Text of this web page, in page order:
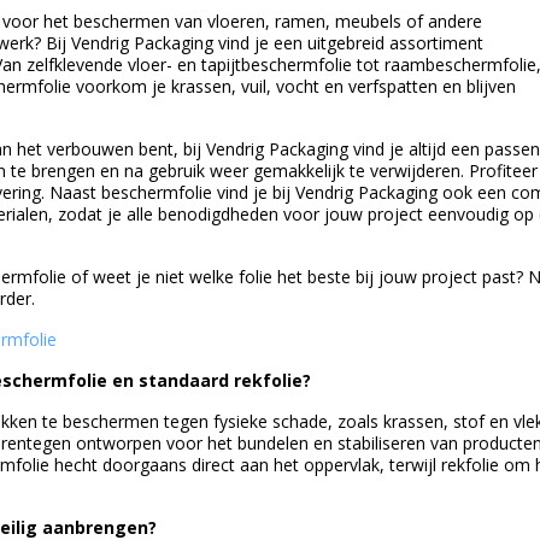
het beschermen van vloeren, ramen, meubels of andere
Bij Vendrig Packaging vind je een uitgebreid assortiment
zelfklevende vloer- en tapijtbeschermfolie tot raambeschermfolie,
voorkom je krassen, vuil, vocht en verfspatten en blijven
verbouwen bent, bij Vendrig Packaging vind je altijd een
brengen en na gebruik weer gemakkelijk te verwijderen. Profiteer
Naast beschermfolie vind je bij Vendrig Packaging ook een
zodat je alle benodigdheden voor jouw project eenvoudig op
of weet je niet welke folie het beste bij jouw project past?
en standaard rekfolie?
te beschermen tegen fysieke schade, zoals krassen, stof en
ontworpen voor het bundelen en stabiliseren van
hecht doorgaans direct aan het oppervlak, terwijl rekfolie om
aanbrengen?